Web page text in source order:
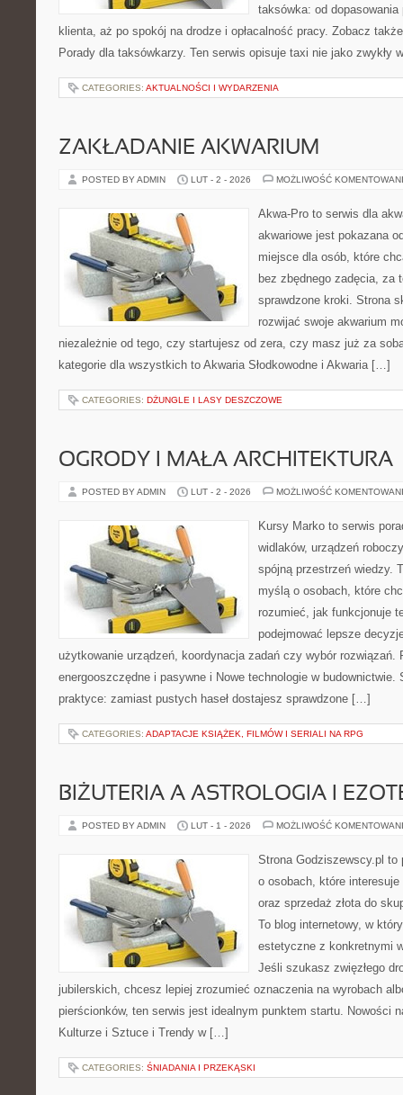
taksówka: od dopasowania
klienta, aż po spokój na drodze i opłacalność pracy. Zobacz
Porady dla taksówkarzy. Ten serwis opisuje taxi nie jako zwykły
CATEGORIES: AKTUALNOŚCI I WYDARZENIA
ZAKŁADANIE AKWARIUM
POSTED BY ADMIN LUT - 2 - 2026 MOŻLIWOŚĆ
Akwa-Pro to serwis dla
akwariowe jest pokazana
miejsce dla osób, które
bez zbędnego zadęcia, za
sprawdzone kroki. Strona
rozwijać swoje akwarium
niezależnie od tego, czy startujesz od zera, czy masz już za
kategorie dla wszystkich to Akwaria Słodkowodne i Akwaria […]
CATEGORIES: DŻUNGLE I LASY DESZCZOWE
OGRODY I MAŁA ARCHITEKTURA
POSTED BY ADMIN LUT - 2 - 2026 MOŻLIWOŚĆ
Kursy Marko to serwis
widlaków, urządzeń
spójną przestrzeń wiedzy.
myślą o osobach, które
rozumieć, jak funkcjonuje
podejmować lepsze
użytkowanie urządzeń, koordynacja zadań czy wybór rozwiązań.
energooszczędne i pasywne i Nowe technologie w budownictwie.
praktyce: zamiast pustych haseł dostajesz sprawdzone […]
CATEGORIES: ADAPTACJE KSIĄŻEK, FILMÓW I SERIALI NA RPG
BIŻUTERIA A ASTROLOGIA I
POSTED BY ADMIN LUT - 1 - 2026 MOŻLIWOŚĆ
Strona Godziszewscy.pl
o osobach, które
oraz sprzedaż złota do
To blog internetowy, w
estetyczne z konkretnymi
Jeśli szukasz zwięzłego
jubilerskich, chcesz lepiej zrozumieć oznaczenia na wyrobach
pierścionków, ten serwis jest idealnym punktem startu. Nowości
Kulturze i Sztuce i Trendy w […]
CATEGORIES: ŚNIADANIA I PRZEKĄSKI